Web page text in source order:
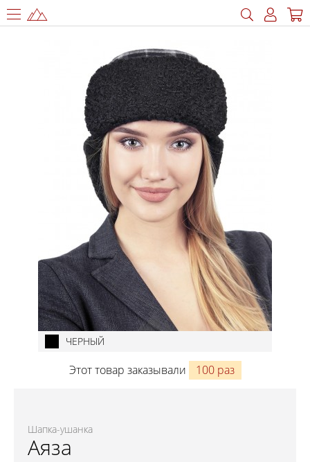
ЧЕРНЫЙ
Этот товар заказывали 100 раз
Шапка-ушанка
Аяза